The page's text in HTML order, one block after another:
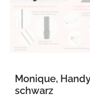
Monique,
schwarz